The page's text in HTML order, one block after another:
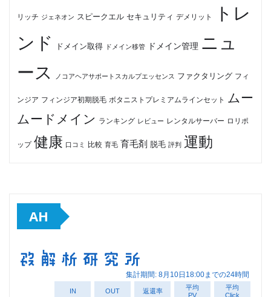
リッチ ジェネオン スピークエル セキュリティ デメリット
トレ
ンド
ドメイン取得 ドメイン移管 ドメイン管理 ニュ
ース
ノコアヘアサポートスカルプエッセンス ファクタリング フィ
ンジア フィンジア初期脱毛 ボタニストプレミアムラインセット ムー
ムードメイン ランキング レビュー レンタルサーバー ロリポ
ップ 健康 口コミ 比較 育毛 育毛剤 脱毛 評判 運動
AH